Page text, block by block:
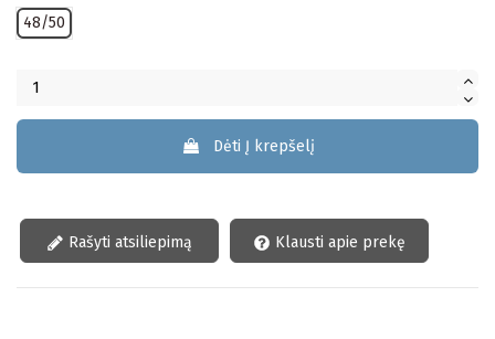
48/50
Dėti Į krepšelį
Rašyti atsiliepimą Klausti apie prekę